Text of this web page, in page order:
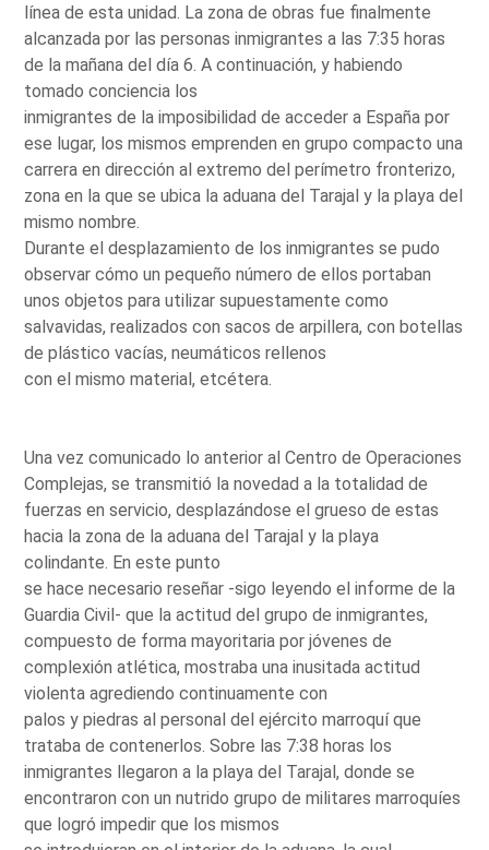
línea de esta unidad. La zona de obras fue finalmente
alcanzada por las personas inmigrantes a las 7:35 horas
de la mañana del día 6. A continuación, y habiendo
tomado conciencia los
inmigrantes de la imposibilidad de acceder a España por
ese lugar, los mismos emprenden en grupo compacto una
carrera en dirección al extremo del perímetro fronterizo,
zona en la que se ubica la aduana del Tarajal y la playa del
mismo nombre.
Durante el desplazamiento de los inmigrantes se pudo
observar cómo un pequeño número de ellos portaban
unos objetos para utilizar supuestamente como
salvavidas, realizados con sacos de arpillera, con botellas
de plástico vacías, neumáticos rellenos
con el mismo material, etcétera.
Una vez comunicado lo anterior al Centro de Operaciones
Complejas, se transmitió la novedad a la totalidad de
fuerzas en servicio, desplazándose el grueso de estas
hacia la zona de la aduana del Tarajal y la playa
colindante. En este punto
se hace necesario reseñar -sigo leyendo el informe de la
Guardia Civil- que la actitud del grupo de inmigrantes,
compuesto de forma mayoritaria por jóvenes de
complexión atlética, mostraba una inusitada actitud
violenta agrediendo continuamente con
palos y piedras al personal del ejército marroquí que
trataba de contenerlos. Sobre las 7:38 horas los
inmigrantes llegaron a la playa del Tarajal, donde se
encontraron con un nutrido grupo de militares marroquíes
que logró impedir que los mismos